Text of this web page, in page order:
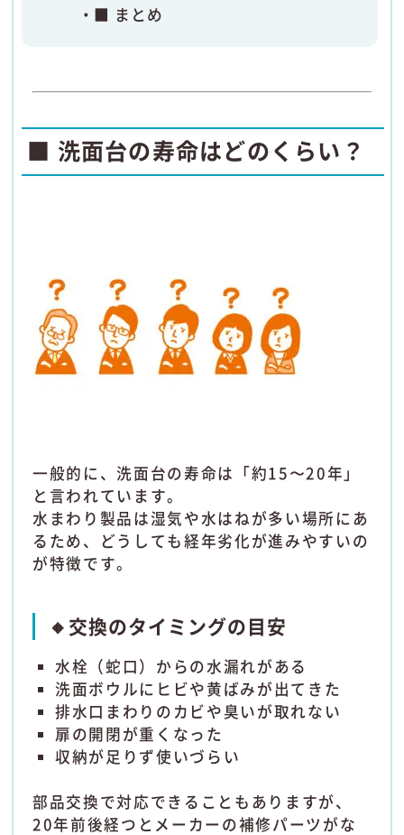
■ まとめ
■ 洗面台の寿命はどのくらい？
一般的に、洗面台の寿命は「約15〜20年」
と言われています。
水まわり製品は湿気や水はねが多い場所にあ
るため、どうしても経年劣化が進みやすいの
が特徴です。
🔸交換のタイミングの目安
水栓（蛇口）からの水漏れがある
洗面ボウルにヒビや黄ばみが出てきた
排水口まわりのカビや臭いが取れない
扉の開閉が重くなった
収納が足りず使いづらい
部品交換で対応できることもありますが、
20年前後経つとメーカーの補修パーツがな